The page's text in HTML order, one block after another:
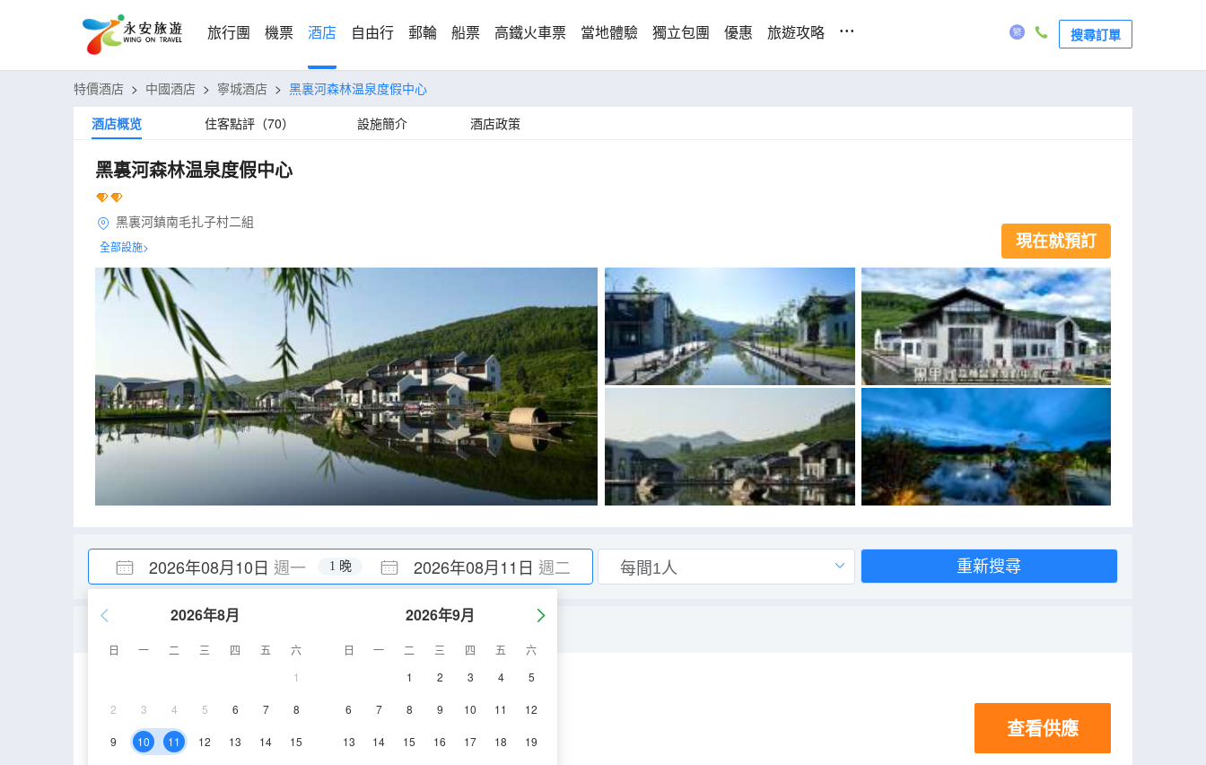
旅行團 機票 酒店 自由行 郵輪 船票 高鐵火車票 當地體驗 獨立包團 優惠 旅遊攻略 ... 搜尋訂單
特價酒店 > 中國酒店 > 寧城酒店 > 黑裏河森林温泉度假中心
酒店概览
住客點評（70） 設施簡介 酒店政策
黑裏河森林温泉度假中心
黑裏河鎮南毛扎子村二組
全部設施> 現在就預訂
2026年08月10日 週一 2026年08月11日 週二
1 晚
2026年8月
日 一 二 三 四 五
六
1
2 3 4 5 6 7 8
9 10 11 12 13 14 15
2026年9月
日 一 二 三 四 五
六
1
2 3 4 5
6 7 8 9 10 11 12
13 14 15 16 17 18 19
重新搜尋
淋浴 電視機
查看供應